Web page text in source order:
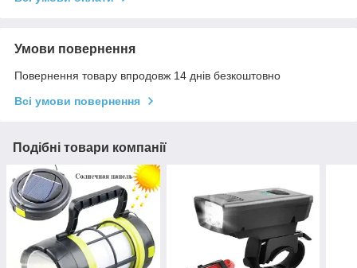
Умови повернення
Повернення товару впродовж 14 днів безкоштовно
Всі умови повернення
Подібні товари компанії